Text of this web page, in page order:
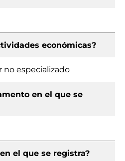
económicas?
no especializado
en el que se
el que se registra?